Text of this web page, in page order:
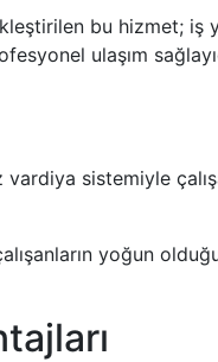
bu hizmet; iş
ulaşım
vardiya sistemiyle
yoğun